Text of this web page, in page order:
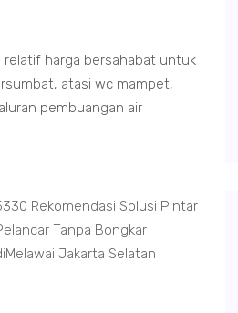
relatif harga bersahabat untuk
atasi wc mampet,
pembuangan air
Rekomendasi Solusi Pintar
Tanpa Bongkar
Jakarta Selatan